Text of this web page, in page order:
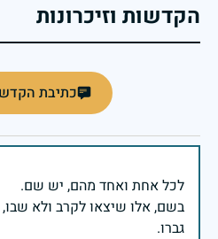
הקדשות וזיכרונות
כתיבת
בשם, אלו שיצאו לקרב ולא